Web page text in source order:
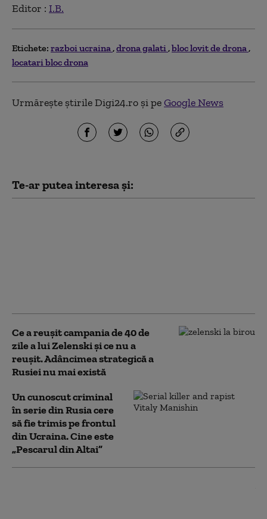
Editor : I.B.
Etichete: razboi ucraina drona galati bloc lovit de drona
locatari bloc drona
Urmărește știrile Digi24.ro și peGoogle News
Te-ar putea interesa și:
Ce a reușit campania de 40 de
zile a lui Zelenski și ce nu a
reușit. Adâncimea strategică a
Rusiei nu mai există
Un cunoscut criminal
în serie din Rusia cere
să fie trimis pe frontul
din Ucraina. Cine este
„Pescarul din Altai”